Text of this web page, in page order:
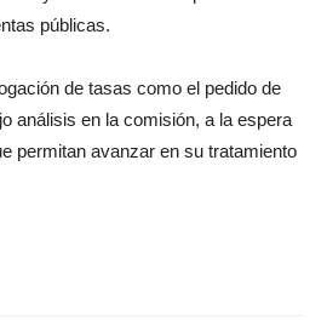
públicas.
de tasas como el pedido de
análisis en la comisión, a la espera
permitan avanzar en su tratamiento